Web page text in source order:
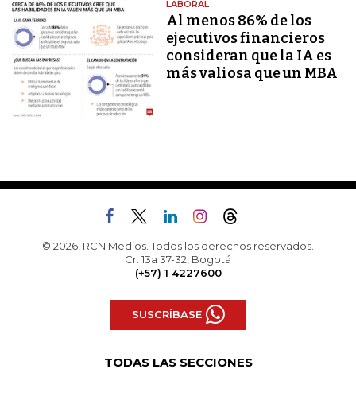
LABORAL
Al menos 86% de los
ejecutivos financieros
consideran que la IA es
más valiosa que un MBA
© 2026, RCN Medios. Todos los derechos reservados.
Cr. 13a 37-32, Bogotá
(+57) 1 4227600
SUSCRÍBASE
TODAS LAS SECCIONES